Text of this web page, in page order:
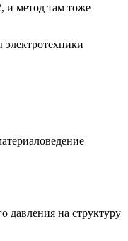
и метод там тоже
электротехники
давления на структуру